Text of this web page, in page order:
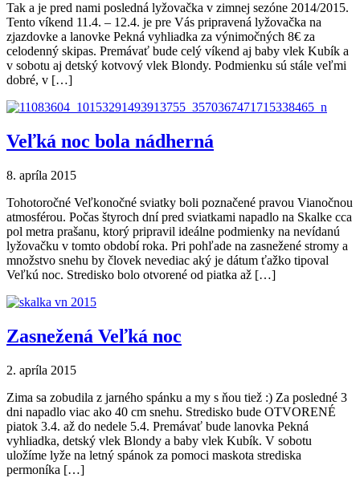
Tak a je pred nami posledná lyžovačka v zimnej sezóne 2014/2015.
Tento víkend 11.4. – 12.4. je pre Vás pripravená lyžovačka na
zjazdovke a lanovke Pekná vyhliadka za výnimočných 8€ za
celodenný skipas. Premávať bude celý víkend aj baby vlek Kubík a
v sobotu aj detský kotvový vlek Blondy. Podmienku sú stále veľmi
dobré, v […]
Veľká noc bola nádherná
8. apríla 2015
Tohotoročné Veľkonočné sviatky boli poznačené pravou Vianočnou
atmosférou. Počas štyroch dní pred sviatkami napadlo na Skalke cca
pol metra prašanu, ktorý pripravil ideálne podmienky na nevídanú
lyžovačku v tomto období roka. Pri pohľade na zasnežené stromy a
množstvo snehu by človek nevediac aký je dátum ťažko tipoval
Veľkú noc. Stredisko bolo otvorené od piatka až […]
Zasnežená Veľká noc
2. apríla 2015
Zima sa zobudila z jarného spánku a my s ňou tiež :) Za posledné 3
dni napadlo viac ako 40 cm snehu. Stredisko bude OTVORENÉ
piatok 3.4. až do nedele 5.4. Premávať bude lanovka Pekná
vyhliadka, detský vlek Blondy a baby vlek Kubík. V sobotu
uložíme lyže na letný spánok za pomoci maskota strediska
permoníka […]